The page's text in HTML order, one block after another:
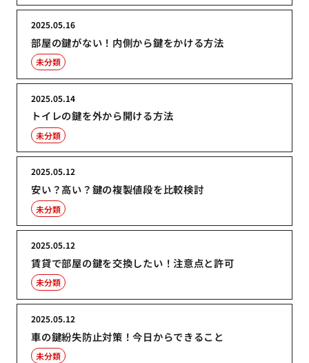
部屋の鍵がない！内側から鍵をかける方法
2025.05.16
未分類
トイレの鍵を外から開ける方法
2025.05.14
未分類
安い？高い？鍵の複製値段を比較検討
2025.05.12
未分類
賃貸で部屋の鍵を交換したい！注意点と許可
2025.05.12
未分類
車の鍵紛失防止対策！今日からできること
2025.05.12
未分類